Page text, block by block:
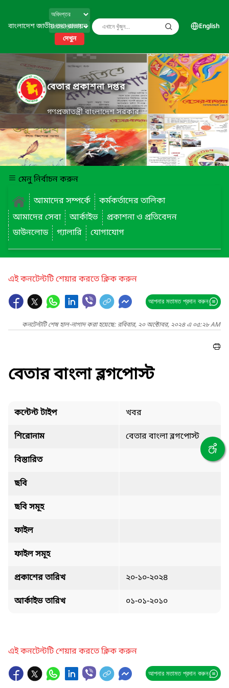
বাংলাদেশ জাতীয় তথ্য বাতায়ন
দেখুন
English
বেতার প্রকাশনা দপ্তর
গণপ্রজাতন্ত্রী বাংলাদেশ সরকার
মেনু নির্বাচন করুন
আমাদের সম্পর্কে
কর্মকর্তাদের তালিকা
আমাদের সেবা
আর্কাইভ
প্রকাশনা ও প্রতিবেদন
ডাউনলোড
গ্যালারি যোগাযোগ
এই কনটেন্টটি শেয়ার করতে ক্লিক করুন
আপনার মতামত প্রদান করুন
কনটেন্টটি শেষ হাল-নাগাদ করা হয়েছে: রবিবার, ২০ অক্টোবর, ২০২৪ এ ০৫:২৮ AM
বেতার বাংলা ব্লগপোস্ট
কন্টেন্ট টাইপ খবর
শিরোনাম বেতার বাংলা ব্লগপোস্ট
বিস্তারিত
ছবি
ছবি সমূহ
ফাইল
ফাইল সমূহ
প্রকাশের তারিখ ২০-১০-২০২৪
আর্কাইভ তারিখ ০১-০১-২০১০
এই কনটেন্টটি শেয়ার করতে ক্লিক করুন
আপনার মতামত প্রদান করুন